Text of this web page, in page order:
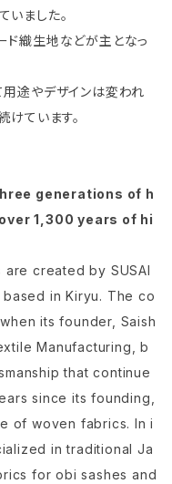
ました。
ド織生地などが主となっ
用途やデザインは変われ
けています。
generations of h
1,300 years of hi
created by SUSAI
in Kiryu. The co
its founder, Saish
Manufacturing, b
that continue
since its founding,
of woven fabrics. In i
in traditional Ja
for obi sashes and